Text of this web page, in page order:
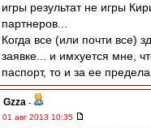
игры результат не игры
партнеров...
Когда все (или почти все)
заявке... и имхуется мне,
паспорт, то и за ее
Gzza -
01 авг 2013 10:35